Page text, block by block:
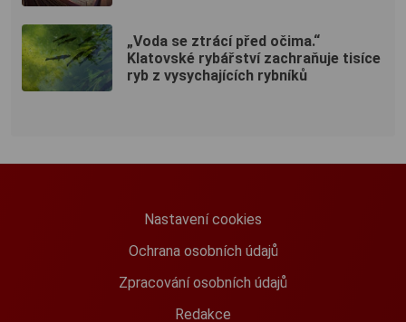
„Voda se ztrácí před očima.“
Klatovské rybářství zachraňuje tisíce
ryb z vysychajících rybníků
Nastavení cookies
Ochrana osobních údajů
Zpracování osobních údajů
Redakce